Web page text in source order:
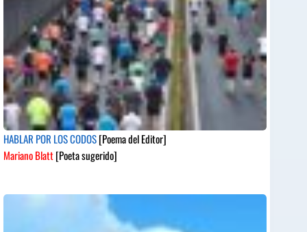
HABLAR POR LOS CODOS[Poema del Editor]
Mariano Blatt[Poeta sugerido]